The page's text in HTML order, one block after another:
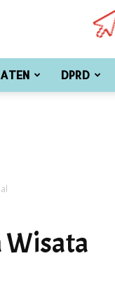
DPRD
Wisata